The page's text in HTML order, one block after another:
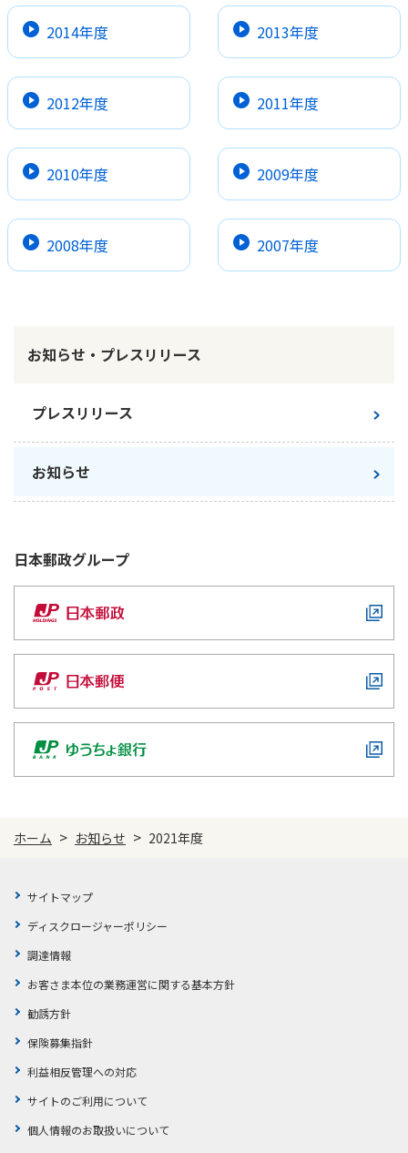
2014年度 2013年度
2012年度 2011年度
2010年度 2009年度
2008年度 2007年度
お知らせ・プレスリリース
プレスリリース
お知らせ
日本郵政グループ
ホーム > お知らせ > 2021年度
サイトマップ
ディスクロージャーポリシー
調達情報
お客さま本位の業務運営に関する基本方針
勧誘方針
保険募集指針
利益相反管理への対応
サイトのご利用について
個人情報のお取扱いについて